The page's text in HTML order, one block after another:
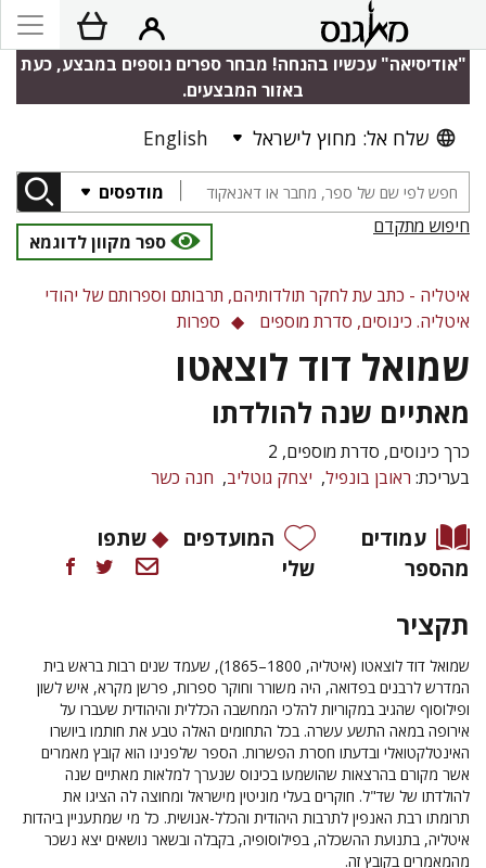
"אודיסיאה" עכשיו בהנחה! מבחר ספרים נוספים במבצע, כעת
באזור המבצעים.
שלח אל: מחוץ לישראל English
מודפסים
חיפוש מתקדם
ספר מקוון לדוגמא
איטליה - כתב עת לחקר תולדותיהם, תרבותם וספרותם של יהודי
איטליה. כינוסים, סדרת מוספים
ספרות
שמואל דוד לוצאטו
מאתיים שנה להולדתו
כרך כינוסים, סדרת מוספים, 2
בעריכת: ראובן בונפיל יצחק גוטליב חנה כשר
עמודים
מהספר
המועדפים
שלי
שתפו
תקציר
שמואל דוד לוצאטו (איטליה, 1800–1865), שעמד שנים רבות בראש בית
המדרש לרבנים בפדואה, היה משורר וחוקר ספרות, פרשן מקרא, איש לשון
ופילוסוף שהגיב במקוריות להלכי המחשבה הכללית והיהודית שעברו על
אירופה במאה התשע עשרה. בכל התחומים האלה טבע את חותמו ביושרו
האינטלקטואלי ובדעתו חסרת הפשרות. הספר שלפנינו הוא קובץ מאמרים
אשר מקורם בהרצאות שהושמעו בכינוס שנערך למלאות מאתיים שנה
להולדתו של שד"ל. חוקרים בעלי מוניטין מישראל ומחוצה לה הציגו את
תרומתו רבת האנפין לתרבות היהודית והכלל-אנושית. כל מי שמתעניין ביהדות
איטליה, בתנועת ההשכלה, בפילוסופיה, בקבלה ובשאר נושאים יצא נשכר
מהמאמרים בקובץ זה.